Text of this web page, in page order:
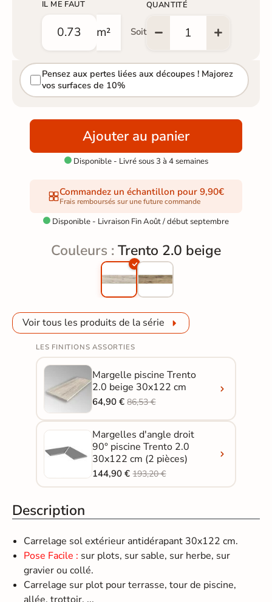
IL ME FAUT
m² Soit
QUANTITÉ
Pensez aux pertes liées aux découpes ! Majorez
vos surfaces de 10%
Ajouter au panier
Disponible - Livré sous 3 à 4 semaines
Commandez un échantillon pour 9,90€
Frais remboursés sur une future commande
 Disponible - Livraison Fin Août / début septembre
Couleurs : Trento 2.0 beige
Voir tous les produits de la série
LES FINITIONS ASSORTIES
Margelle piscine Trento
2.0 beige 30x122 cm
64,90 €86,53 €
Margelles d'angle droit
90° piscine Trento 2.0
30x122 cm (2 pièces)
144,90 €193,20 €
Description
Carrelage sol extérieur antidérapant 30x122 cm.
Pose Facile : sur plots, sur sable, sur herbe, sur
gravier ou collé.
Carrelage sur plot pour terrasse, tour de piscine,